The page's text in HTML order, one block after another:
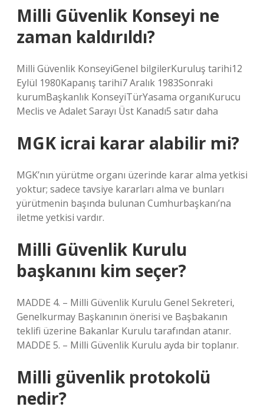
Milli Güvenlik Konseyi ne
zaman kaldırıldı?
Milli Güvenlik KonseyiGenel bilgilerKuruluş tarihi12
Eylül 1980Kapanış tarihi7 Aralık 1983Sonraki
kurumBaşkanlık KonseyiTürYasama organıKurucu
Meclis ve Adalet Sarayı Üst Kanadı5 satır daha
MGK icrai karar alabilir mi?
MGK’nın yürütme organı üzerinde karar alma yetkisi
yoktur; sadece tavsiye kararları alma ve bunları
yürütmenin başında bulunan Cumhurbaşkanı’na
iletme yetkisi vardır.
Milli Güvenlik Kurulu
başkanını kim seçer?
MADDE 4. – Milli Güvenlik Kurulu Genel Sekreteri,
Genelkurmay Başkanının önerisi ve Başbakanın
teklifi üzerine Bakanlar Kurulu tarafından atanır.
MADDE 5. – Milli Güvenlik Kurulu ayda bir toplanır.
Milli güvenlik protokolü
nedir?